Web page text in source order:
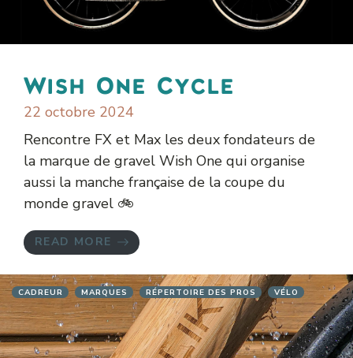
Wish One Cycle
22 octobre 2024
Rencontre FX et Max les deux fondateurs de
la marque de gravel Wish One qui organise
aussi la manche française de la coupe du
monde gravel 🚲
READ MORE
CADREUR MARQUES RÉPERTOIRE DES PROS VÉLO